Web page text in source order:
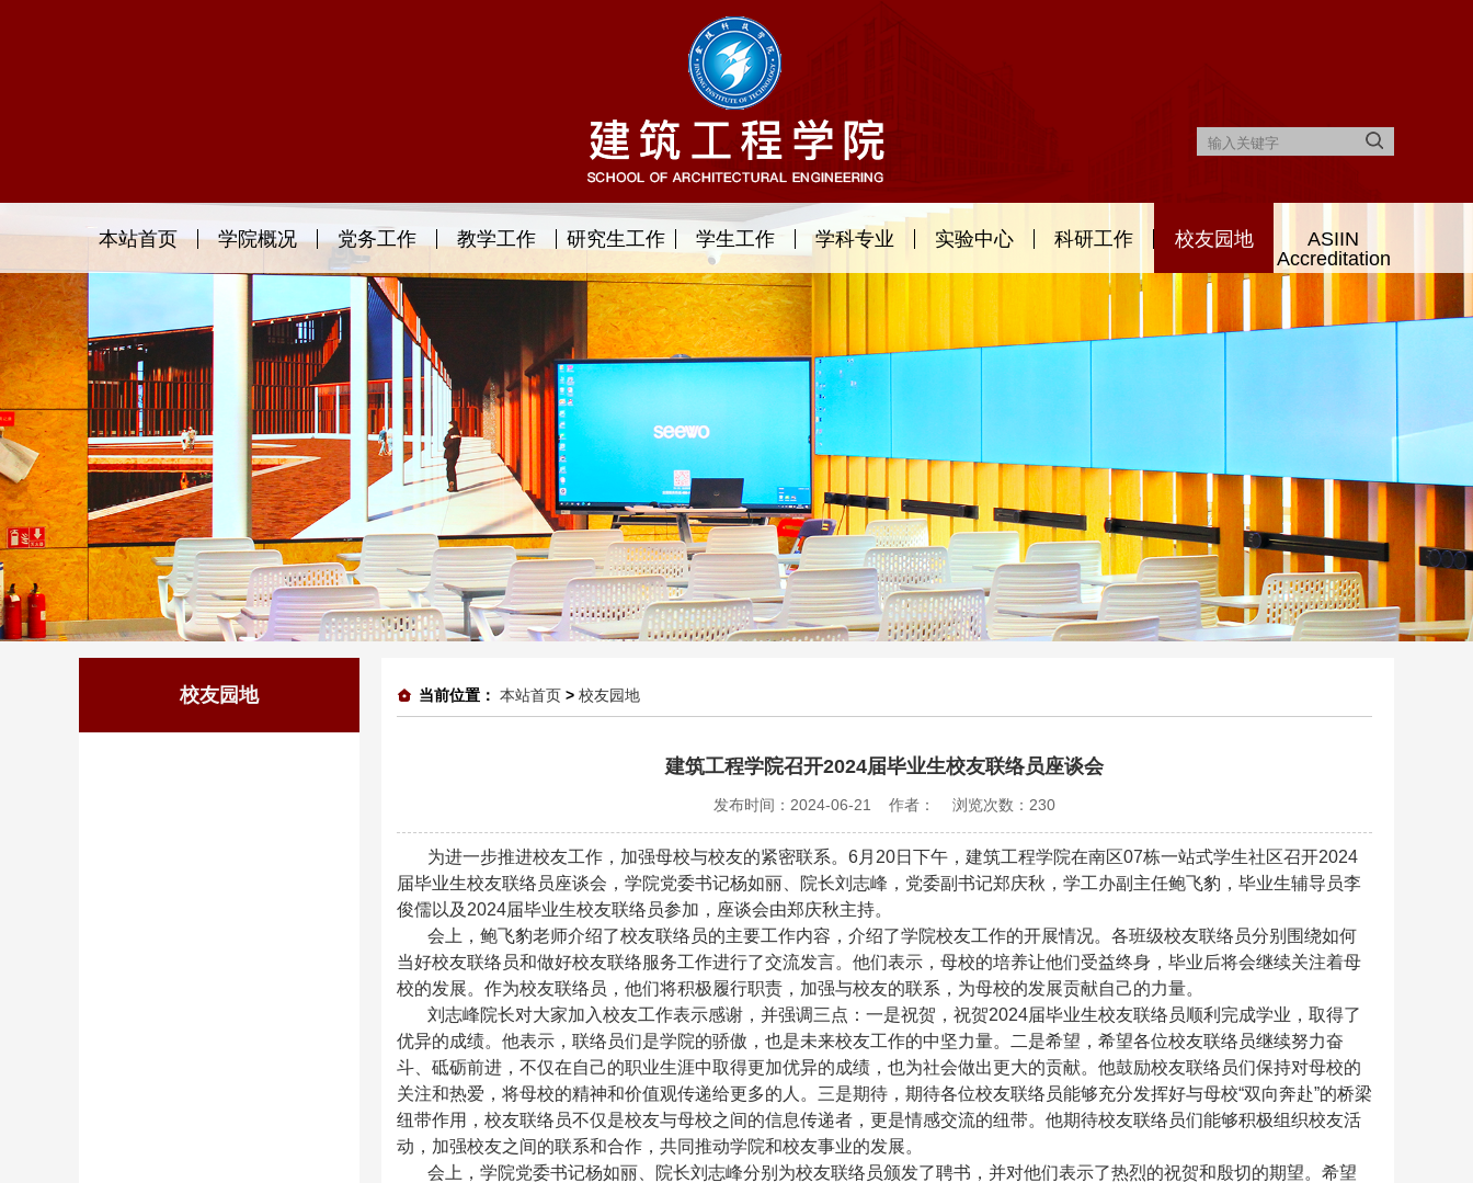
本站首页 学院概况 党务工作 教学工作 研究生工作 学生工作 学科专业 实验中心 科研工作 校友园地
ASIIN
Accreditation
校友园地 当前位置： 本站首页 > 校友园地
建筑工程学院召开2024届毕业生校友联络员座谈会
发布时间：2024-06-21 作者： 浏览次数： 230
为进一步推进校友工作，加强母校与校友的紧密联系。6月20日下午，建筑工程学院在南区07栋一站式学生社区召开2024
届毕业生校友联络员座谈会，学院党委书记杨如丽、院长刘志峰，党委副书记郑庆秋，学工办副主任鲍飞豹，毕业生辅导员李
俊儒以及2024届毕业生校友联络员参加，座谈会由郑庆秋主持。
会上，鲍飞豹老师介绍了校友联络员的主要工作内容，介绍了学院校友工作的开展情况。各班级校友联络员分别围绕如何
当好校友联络员和做好校友联络服务工作进行了交流发言。他们表示，母校的培养让他们受益终身，毕业后将会继续关注着母
校的发展。作为校友联络员，他们将积极履行职责，加强与校友的联系，为母校的发展贡献自己的力量。
刘志峰院长对大家加入校友工作表示感谢，并强调三点：一是祝贺，祝贺2024届毕业生校友联络员顺利完成学业，取得了
优异的成绩。他表示，联络员们是学院的骄傲，也是未来校友工作的中坚力量。二是希望，希望各位校友联络员继续努力奋
斗、砥砺前进，不仅在自己的职业生涯中取得更加优异的成绩，也为社会做出更大的贡献。他鼓励校友联络员们保持对母校的
关注和热爱，将母校的精神和价值观传递给更多的人。三是期待，期待各位校友联络员能够充分发挥好与母校“双向奔赴”的桥梁
纽带作用，校友联络员不仅是校友与母校之间的信息传递者，更是情感交流的纽带。他期待校友联络员们能够积极组织校友活
动，加强校友之间的联系和合作，共同推动学院和校友事业的发展。
会上，学院党委书记杨如丽、院长刘志峰分别为校友联络员颁发了聘书，并对他们表示了热烈的祝贺和殷切的期望。希望